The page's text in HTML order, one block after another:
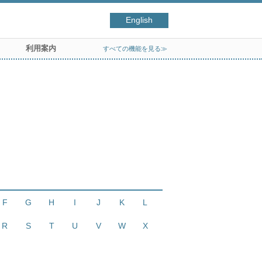
English
利用案内 すべての機能を見る≫
F G H I J K L
R S T U V W X